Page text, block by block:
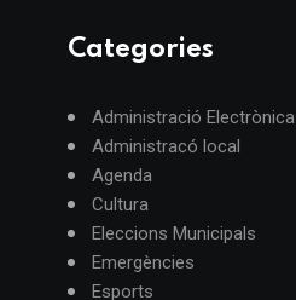
Categories
Administració Electrònica
Administracó local
Agenda
Cultura
Eleccions Municipals
Emergències
Esports